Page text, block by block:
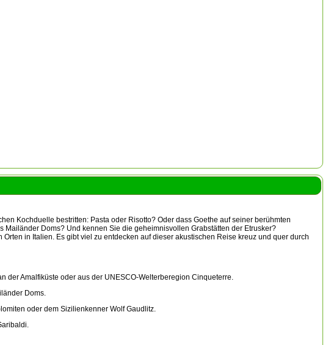
Kochduelle bestritten: Pasta oder Risotto? Oder dass Goethe auf seiner berühmten
Doms? Und kennen Sie die geheimnisvollen Grabstätten der Etrusker?
in Italien. Es gibt viel zu entdecken auf dieser akustischen Reise kreuz und quer durch
der Amalfiküste oder aus der UNESCO-Welterberegion Cinqueterre.
Doms.
oder dem Sizilienkenner Wolf Gaudlitz.